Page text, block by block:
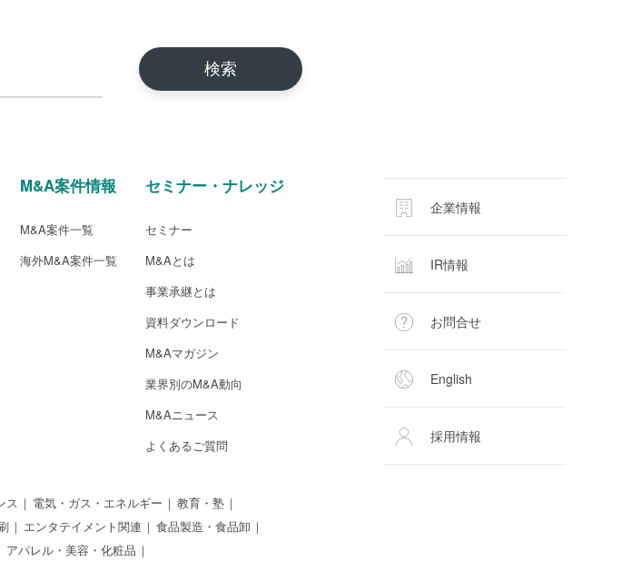
M&A案件情報
M&A案件一覧
海外M&A案件一覧
セミナー・ナレッジ
セミナー
M&Aとは
事業承継とは
資料ダウンロード
M&Aマガジン
業界別のM&A動向
M&Aニュース
よくあるご質問
ス 電気・ガス・エネルギー
教育・塾
エンタテイメント関連
食品製造・食品卸
アパレル・美容・化粧品
企業情報
IR情報
お問合せ
English
採用情報